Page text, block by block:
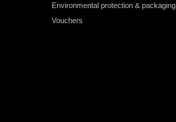
Environmental protection & packaging
Vouchers